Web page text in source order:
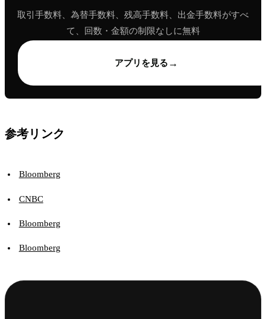
取引手数料、為替手数料、残高手数料、出金手数料がすべ
て、回数・金額の制限なしに無料
アプリを見る →
参考リンク
Bloomberg
CNBC
Bloomberg
Bloomberg